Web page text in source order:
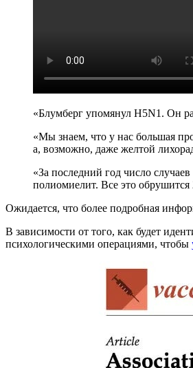
«Блумберг упомянул H5N1. Он
«Мы знаем, что у нас большая
а, возможно, даже желтой
«За последний год число
полиомиелит. Все это
Ожидается, что более подробная
В зависимости от того, как будет
психологическими операциями, чтобы